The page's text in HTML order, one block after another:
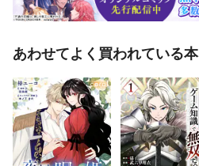
あわせてよく買われている本